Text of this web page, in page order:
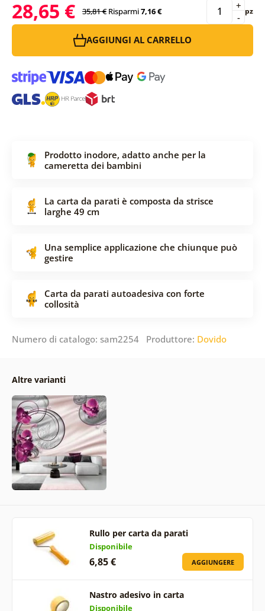
28,65 € 35,81 € Risparmi7,16 € -
+ pz
AGGIUNGI AL CARRELLO
Prodotto inodore, adatto anche per la
cameretta dei bambini
La carta da parati è composta da strisce
larghe 49 cm
Una semplice applicazione che chiunque può
gestire
Carta da parati autoadesiva con forte
collosità
Numero di catalogo: sam2254 Produttore: Dovido
Altre varianti
Rullo per carta da parati
Disponibile
6,85 € AGGIUNGERE
Nastro adesivo in carta
Disponibile